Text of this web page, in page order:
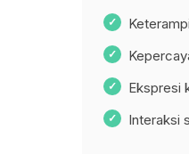
Ekspresi
Interaksi